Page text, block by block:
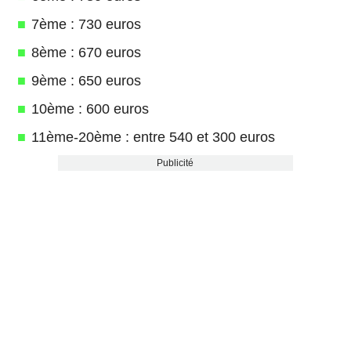
7ème : 730 euros
8ème : 670 euros
9ème : 650 euros
10ème : 600 euros
11ème-20ème : entre 540 et 300 euros
Publicité